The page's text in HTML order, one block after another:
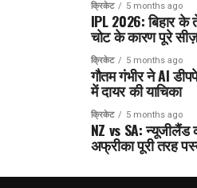
क्रिकेट 5 months ago
IPL 2026: बिहार
चोट के कारण पूरे
क्रिकेट 5 months ago
गौतम गंभीर ने AI
में दायर की याचिका
क्रिकेट 5 months ago
NZ vs SA: न्यूजीलैंड
अफ्रीका पूरी तरह